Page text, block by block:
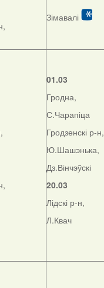
Зімавалі
01.03
Гродна,
С.Чарапіца
Гродзенскі р-н,
Ю.Шашэнька,
Дз.Вінчэўскі
20.03
Лідскі р-н,
Л.Квач